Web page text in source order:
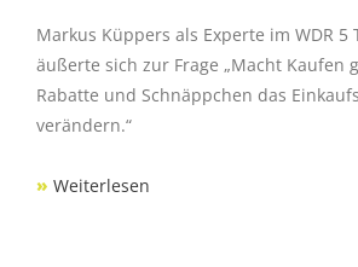
Markus Küppers als Experte im WDR 5
äußerte sich zur Frage „Macht Kaufen
Rabatte und Schnäppchen das
verändern.“
» Weiterlesen